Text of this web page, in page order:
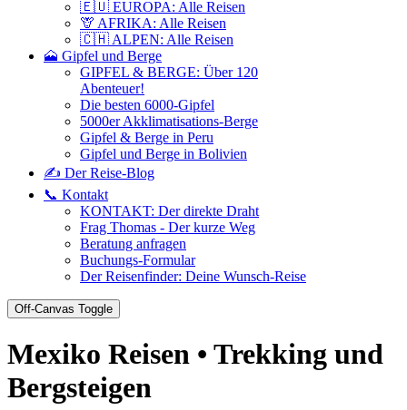
🇪🇺 EUROPA: Alle Reisen
🦒 AFRIKA: Alle Reisen
🇨🇭 ALPEN: Alle Reisen
🗻 Gipfel und Berge
GIPFEL & BERGE: Über 120
Abenteuer!
Die besten 6000-Gipfel
5000er Akklimatisations-Berge
Gipfel & Berge in Peru
Gipfel und Berge in Bolivien
✍️ Der Reise-Blog
📞 Kontakt
KONTAKT: Der direkte Draht
Frag Thomas - Der kurze Weg
Beratung anfragen
Buchungs-Formular
Der Reisenfinder: Deine Wunsch-Reise
Off-Canvas Toggle
Mexiko Reisen • Trekking und
Bergsteigen